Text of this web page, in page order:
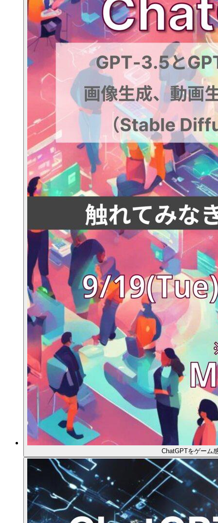
ChatGPTをゲーム